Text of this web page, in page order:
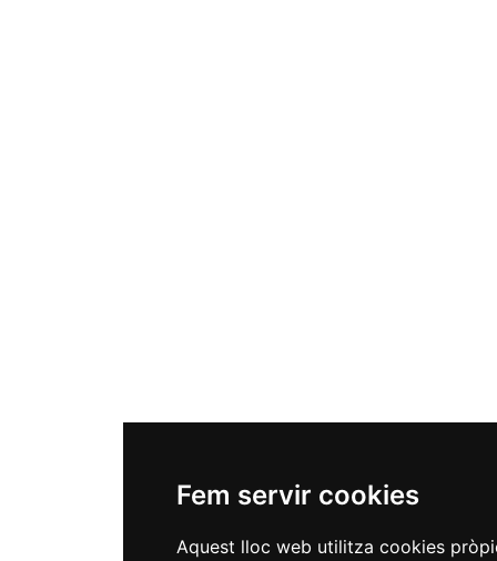
Fem servir cookies
Aquest lloc web utilitza cookies